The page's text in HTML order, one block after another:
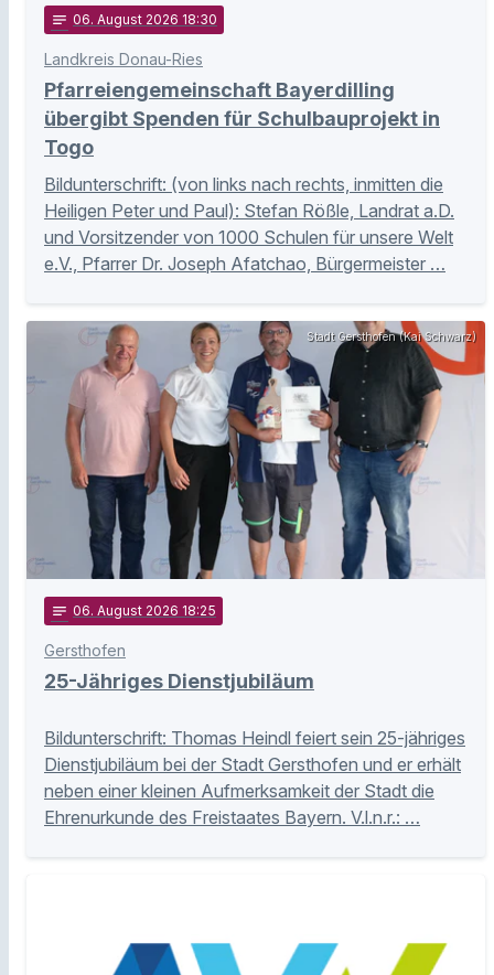
notes 06. August 2026 18:30
Landkreis Donau-Ries
Pfarreiengemeinschaft Bayerdilling
übergibt Spenden für Schulbauprojekt in
Togo
Bildunterschrift: (von links nach rechts, inmitten die
Heiligen Peter und Paul): Stefan Rößle, Landrat a.D.
und Vorsitzender von 1000 Schulen für unsere Welt
e.V., Pfarrer Dr. Joseph Afatchao, Bürgermeister …
Stadt Gersthofen (Kai Schwarz)
notes 06. August 2026 18:25
Gersthofen
25-Jähriges Dienstjubiläum
Bildunterschrift: Thomas Heindl feiert sein 25-jähriges
Dienstjubiläum bei der Stadt Gersthofen und er erhält
neben einer kleinen Aufmerksamkeit der Stadt die
Ehrenurkunde des Freistaates Bayern. V.l.n.r.: …